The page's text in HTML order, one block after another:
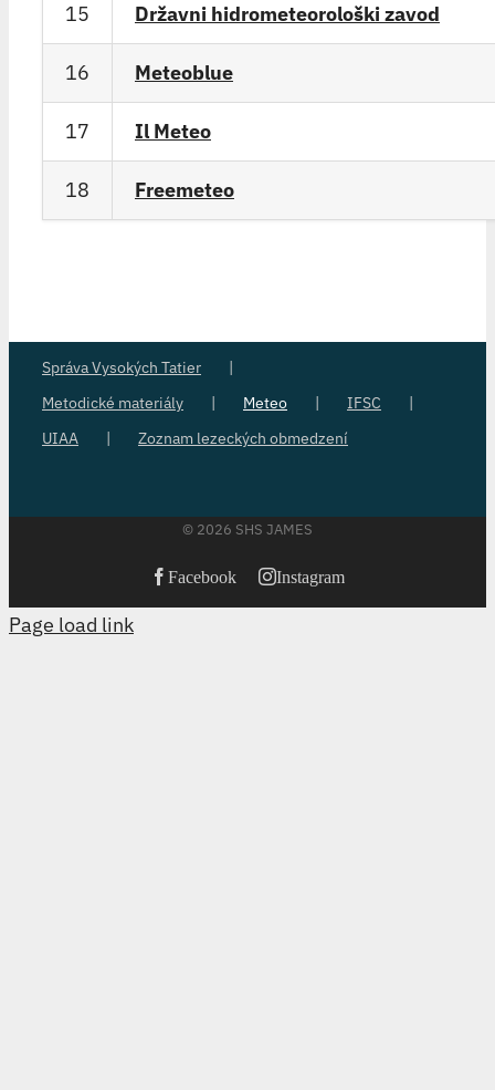
15 Državni hidrometeorološki zavod
16 Meteoblue
17 Il Meteo
18 Freemeteo
Správa Vysokých Tatier
Metodické materiály
Meteo
IFSC
UIAA
Zoznam lezeckých obmedzení
© 2026 SHS JAMES
Facebook Instagram
Page load link